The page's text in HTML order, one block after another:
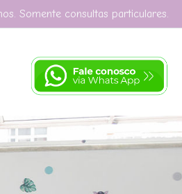
Somente consultas particulares.